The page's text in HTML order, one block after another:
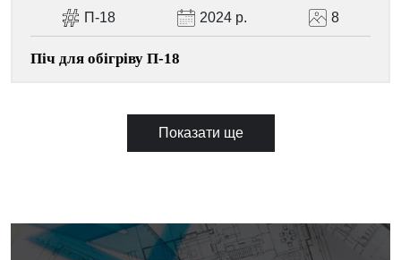
П-18 2024 р. 8
Піч для обігріву П-18
Показати ще